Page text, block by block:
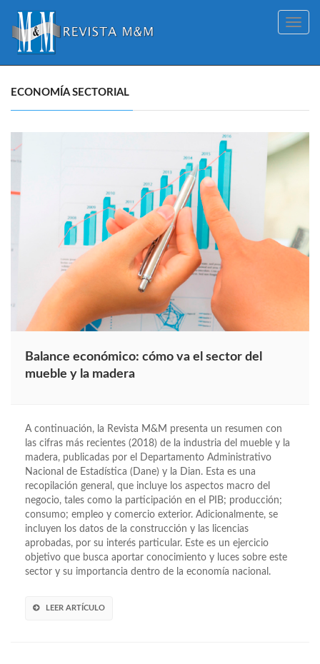
Toggle
ECONOMÍA SECTORIAL
Balance económico: cómo va el sector del
mueble y la madera
A continuación, la Revista M&M presenta un resumen con
las cifras más recientes (2018) de la industria del mueble y la
madera, publicadas por el Departamento Administrativo
Nacional de Estadística (Dane) y la Dian. Esta es una
recopilación general, que incluye los aspectos macro del
negocio, tales como la participación en el PIB; producción;
consumo; empleo y comercio exterior. Adicionalmente, se
incluyen los datos de la construcción y las licencias
aprobadas, por su interés particular. Este es un ejercicio
objetivo que busca aportar conocimiento y luces sobre este
sector y su importancia dentro de la economía nacional.
LEER ARTÍCULO